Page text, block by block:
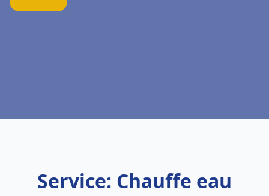
Service: Chauffe eau